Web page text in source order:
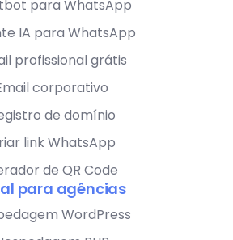
para WhatsApp
IA para WhatsApp
profissional grátis
corporativo
de domínio
link WhatsApp
de QR Code
para agências
WordPress